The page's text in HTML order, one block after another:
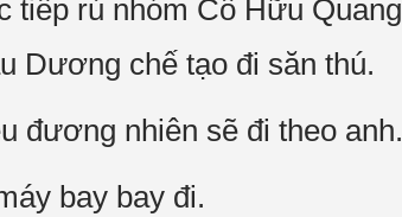
tiếp rủ nhóm Cố Hữu Quang
Dương chế tạo đi săn thú.
đương nhiên sẽ đi theo anh.
bay bay đi.